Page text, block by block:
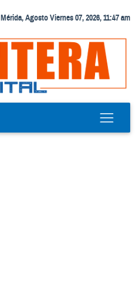
Mérida, Agosto Viernes 07, 2026, 11:47 am